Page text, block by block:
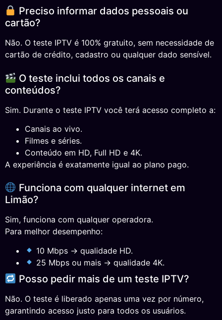
Preciso informar dados pessoais ou
cartão?
Não. O teste IPTV é 100% gratuito, sem necessidade de
cartão de crédito, cadastro ou qualquer dado sensível.
O teste inclui todos os canais e
conteúdos?
Sim. Durante o teste IPTV você terá acesso completo a:
Canais ao vivo.
Filmes e séries.
Conteúdo em HD, Full HD e 4K.
A experiência é exatamente igual ao plano pago.
Funciona com qualquer internet em
Limão?
Sim, funciona com qualquer operadora.
Para melhor desempenho:
10 Mbps → qualidade HD.
25 Mbps ou mais → qualidade 4K.
Posso pedir mais de um teste IPTV?
Não. O teste é liberado apenas uma vez por número,
garantindo acesso justo para todos os usuários.